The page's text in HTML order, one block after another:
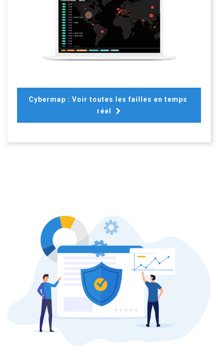
Cybermap : Voir toutes les failles en temps
réel